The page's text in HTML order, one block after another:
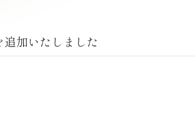
加いたしました